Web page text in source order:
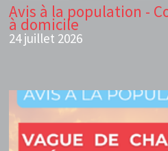
Avis à la population -
à domicile
24 juillet 2026